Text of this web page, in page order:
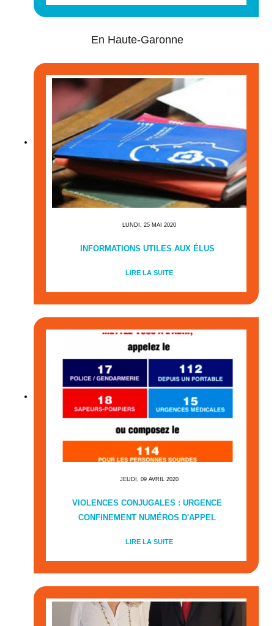
En Haute-Garonne
LUNDI, 25 MAI 2020
INFORMATIONS UTILES AUX ÉLUS
LIRE LA SUITE
JEUDI, 09 AVRIL 2020
VIOLENCES CONJUGALES : URGENCE
CONFINEMENT NUMÉROS D'APPEL
LIRE LA SUITE